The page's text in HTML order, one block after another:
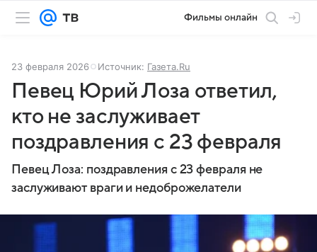
Фильмы онлайн
23 февраля 2026 Источник: Газета.Ru
Певец Юрий Лоза ответил,
кто не заслуживает
поздравления с 23 февраля
Певец Лоза: поздравления с 23 февраля не
заслуживают враги и недоброжелатели